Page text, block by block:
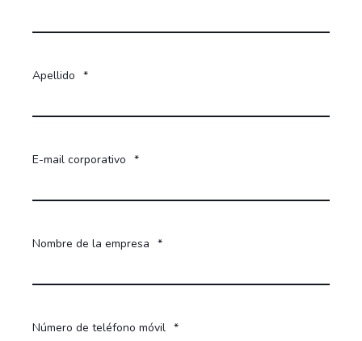
Apellido *
E-mail corporativo *
Nombre de la empresa *
Número de teléfono móvil *